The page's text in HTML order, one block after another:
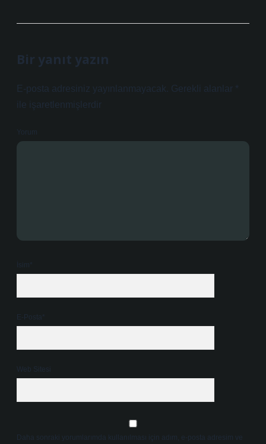
Bir yanıt yazın
E-posta adresiniz yayınlanmayacak. Gerekli alanlar *
ile işaretlenmişlerdir
Yorum
İsim*
E-Posta*
Web Sitesi
Daha sonraki yorumlarımda kullanılması için adım, e-posta adresim ve